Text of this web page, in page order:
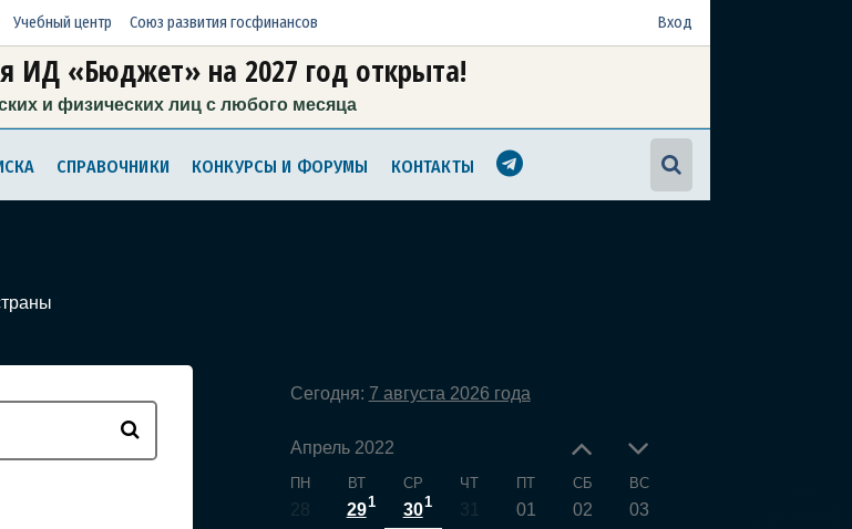
Учебный центр Союз развития госфинансов Вход
ИД «Бюджет» на 2027 год открыта!
и физических лиц с любого месяца
СПРАВОЧНИКИ КОНКУРСЫ И ФОРУМЫ КОНТАКТЫ
Сегодня: 7 августа 2026 года
Апрель 2022
ПН ВТ СР ЧТ ПТ СБ ВС
28 291 301 31 01 02
03